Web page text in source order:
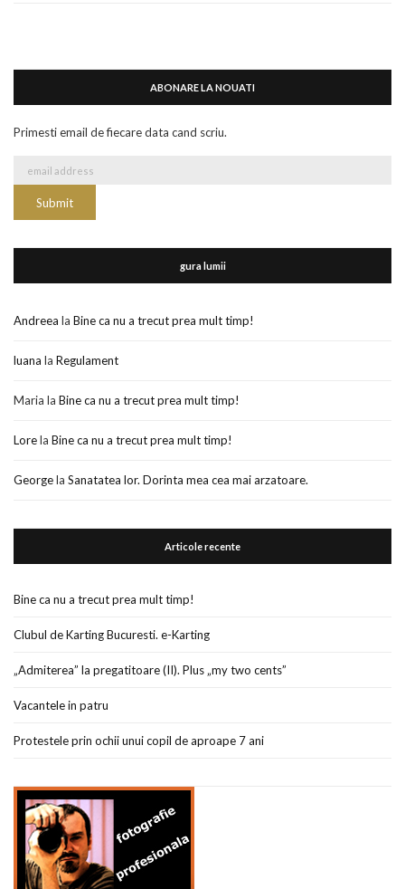
ABONARE LA NOUATI
Primesti email de fiecare data cand scriu.
gura lumii
Andreea la Bine ca nu a trecut prea mult timp!
luana la Regulament
Maria la Bine ca nu a trecut prea mult timp!
Lorela Bine ca nu a trecut prea mult timp!
Georgela Sanatatea lor. Dorinta mea cea mai arzatoare.
Articole recente
Bine ca nu a trecut prea mult timp!
Clubul de Karting Bucuresti. e-Karting
„Admiterea” la pregatitoare (II). Plus „my two cents”
Vacantele in patru
Protestele prin ochii unui copil de aproape 7 ani